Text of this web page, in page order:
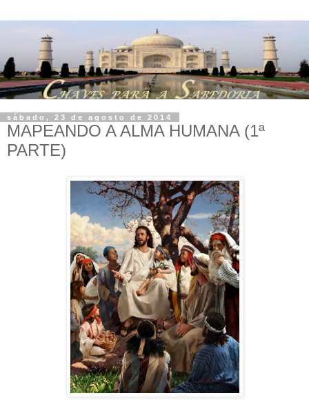
sábado, 23 de agosto de 2014
MAPEANDO A ALMA HUMANA (1ª
PARTE)